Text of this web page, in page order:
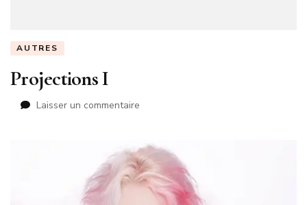
AUTRES
Projections I
Laisser un commentaire